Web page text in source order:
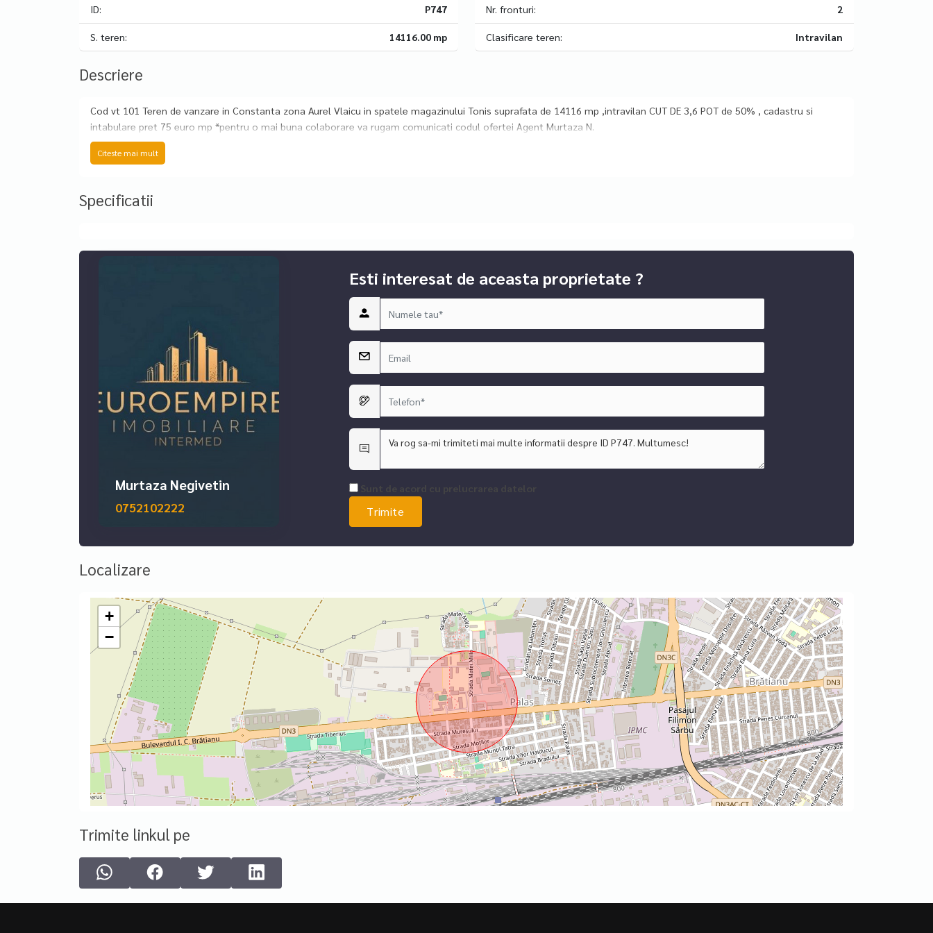
ID: P747
S. teren: 14116.00 mp
Nr. fronturi: 2
Clasificare teren: Intravilan
Descriere
Cod vt 101 Teren de vanzare in Constanta zona Aurel Vlaicu in spatele magazinului Tonis suprafata de 14116 mp ,intravilan CUT DE 3,6 POT de 50% , cadastru si
intabulare pret 75 euro mp *pentru o mai buna colaborare va rugam comunicati codul ofertei Agent Murtaza N.
Citeste mai mult
Specificatii
Murtaza Negivetin
0752102222
Esti interesat de aceasta proprietate ?
Localizare
+
−
Trimite linkul pe